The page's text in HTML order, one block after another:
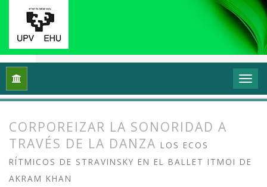
Inicio Vol. 9 Núm. 1 (2021): Sonidos urbanos:
CORPOREIZAR LA SONORIDAD A
TRAVÉS DE LA DANZA LOS ECOS
RÍTMICOS DE STRAVINSKY EN EL BALLET ITMOI DE
AKRAM KHAN